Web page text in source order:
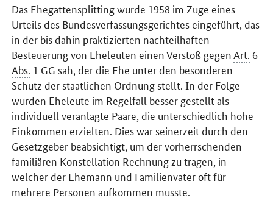
Das Ehegattensplitting wurde 1958 im Zuge eines
Urteils des Bundesverfassungsgerichtes eingeführt, das
in der bis dahin praktizierten nachteilhaften
Besteuerung von Eheleuten einen Verstoß gegenArt. 6
Abs. 1 GG sah, der die Ehe unter den besonderen
Schutz der staatlichen Ordnung stellt. In der Folge
wurden Eheleute im Regelfall besser gestellt als
individuell veranlagte Paare, die unterschiedlich hohe
Einkommen erzielten. Dies war seinerzeit durch den
Gesetzgeber beabsichtigt, um der vorherrschenden
familiären Konstellation Rechnung zu tragen, in
welcher der Ehemann und Familienvater oft für
mehrere Personen aufkommen musste.